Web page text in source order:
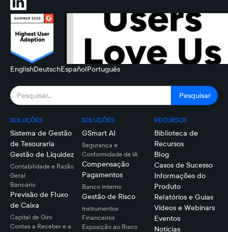
EnglishDeutschEspañolPortuguês
SOLUÇÕES
Sistema de Gestão
de Tesouraria
Gestão de Liquidez
Contabilidade e Razão
Geral
Bancário
Previsão de Fluxo
de Caixa
Capital de Giro
Contas a Receber e a
SOLUÇÕES
GSmart AI
Segurança e
Conformidade de IA
Compensação
Pagamentos
Banco Interno
Gestão de Risco
Instrumentos
Financeiros
Exposição ao Risco
RECURSOS
Biblioteca de
Recursos
Blog
Casos de Sucesso
Informações do
Produto
Relatórios e Guias
Vídeos e Webinars
Eventos
Notícias